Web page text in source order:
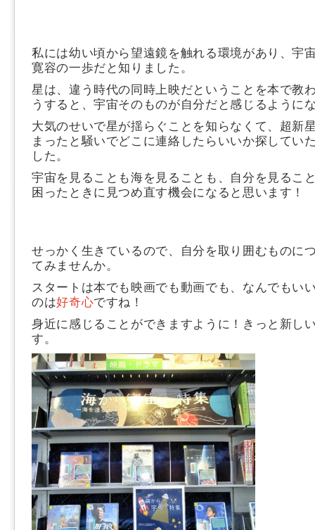
私には幼い頃から望遠鏡を触れる環境があり、宇
寛容の一歩だと知りました。
星は、違う時代の同時上映だということを本で教
うすると、宇宙そのものが自分だと感じるように
大気のせいで星が揺らぐことを知らなくて、超新
まったと騒いでどこに連絡したらいいか探してい
した。
宇宙を見ることも海を見ることも、自分を見るこ
困ったときに見つめ直す機会になると思います！
せっかく生きているので、自分を取り囲むものに
てみませんか。
スタートは本でも映画でも動画でも、なんでもい
のは好奇心ですね！
身近に感じることができますように！きっと新し
す。